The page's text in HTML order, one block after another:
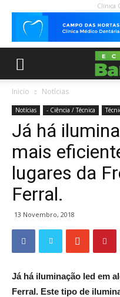
Clínica
Inicio Notícias
Notícias - Ciência / Técnica
Já há
mais
lugares da
Ferral.
13 Novembro, 2018
Já há iluminação led em
Ferral. Este tipo de